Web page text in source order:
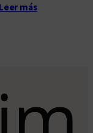
Leer más